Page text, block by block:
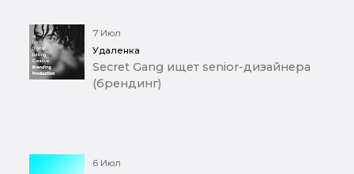
7 Июл
Удаленка
Secret Gang ищет senior-дизайнера
(брендинг)
6 Июл